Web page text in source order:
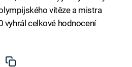
vítěze a mistra
vyhrál celkové hodnocení